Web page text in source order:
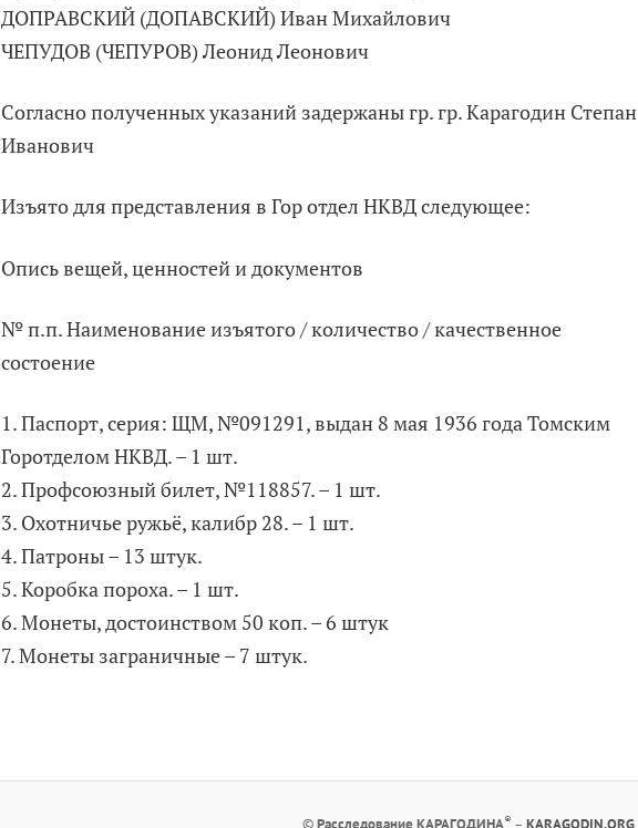
ДОПРАВСКИЙ (ДОПАВСКИЙ) Иван Михайлович
ЧЕПУДОВ (ЧЕПУРОВ) Леонид Леонович
Согласно полученных указаний задержаны гр. гр. Карагодин Степан
Иванович
Изъято для представления в Гор отдел НКВД следующее:
Опись вещей, ценностей и документов
№ п.п. Наименование изъятого / количество / качественное
состоение
1. Паспорт, серия: ЩМ, №091291, выдан 8 мая 1936 года Томским
Горотделом НКВД. – 1 шт.
2. Профсоюзный билет, №118857. – 1 шт.
3. Охотничье ружьё, калибр 28. – 1 шт.
4. Патроны – 13 штук.
5. Коробка пороха. – 1 шт.
6. Монеты, достоинством 50 коп. – 6 штук
7. Монеты заграничные – 7 штук.
©Расследование КАРАГОДИНА® – KARAGODIN.ORG